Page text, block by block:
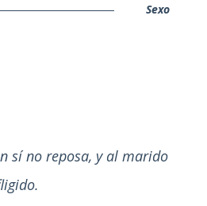
Sexo
sí no reposa, y al marido